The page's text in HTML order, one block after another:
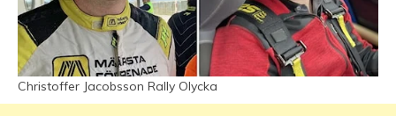
Christoffer Jacobsson Rally Olycka